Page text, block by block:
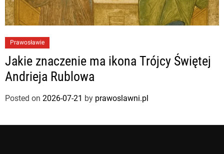
Prawosławie
Jakie znaczenie ma ikona Trójcy Świętej
Andrieja Rublowa
Posted on 2026-07-21 by prawoslawni.pl